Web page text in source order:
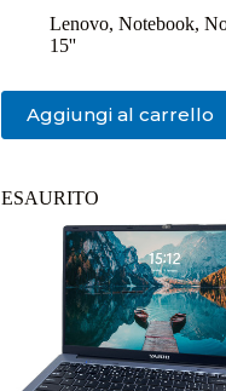
Lenovo, Notebook,
15''
Aggiungi al carrello
ESAURITO